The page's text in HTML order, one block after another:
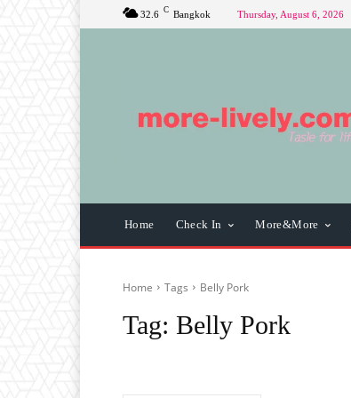
32.6 C Bangkok Thursday, August 6, 2026
Home Check In More&More
Home Tags Belly Pork
Tag: Belly Pork